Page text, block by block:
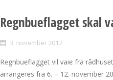
Regnbueflagget skal
3. november 2017
Regnbueflagget vil vaie fra
arrangeres fra 6. – 12. november